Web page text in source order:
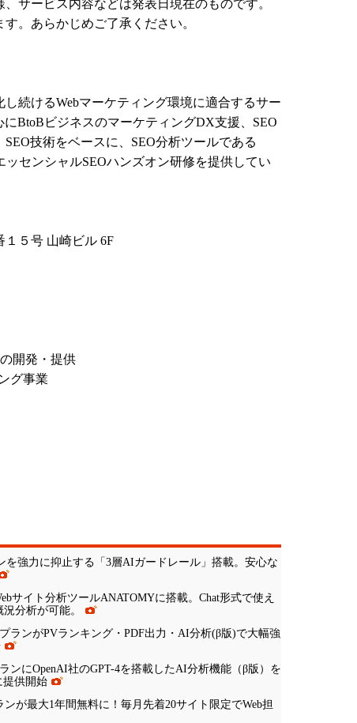
サービス内容などは発表日現在のものです。
。あらかじめご了承ください。
続けるWebマーケティング環境に適合するサー
BtoBビジネスのマーケティングDX支援、SEO
技術をベースに、SEO分析ツールである
センシャルSEOハンズオン研修を提供してい
１５号 山崎ビル 6F
開発・提供
グ事業
を強力に抑止する「3層AIガードレール」搭載。安心な
サイト分析ツールANATOMYに搭載。Chat形式で使え
分析が可能。
ランがPVランキング・PDF出力・AI分析(β版)で大幅強
ンにOpenAI社のGPT-4を搭載したAI分析機能（β版）を
提供開始
が最大1年間無料に！毎月先着20サイト限定でWeb担